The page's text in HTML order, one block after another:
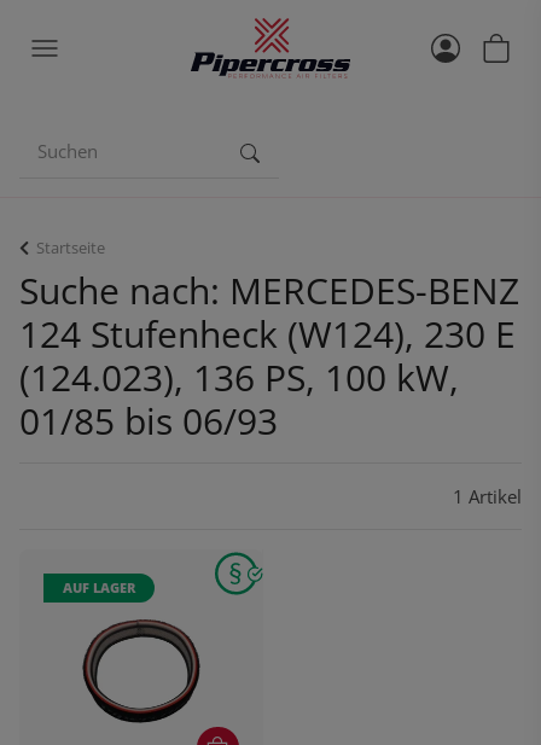
Startseite
Suche nach: MERCEDES-BENZ
124 Stufenheck (W124), 230 E
(124.023), 136 PS, 100 kW,
01/85 bis 06/93
1 Artikel
AUF LAGER